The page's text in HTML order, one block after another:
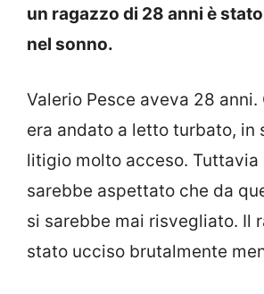
un ragazzo di 28 anni è
nel sonno.
Valerio Pesce aveva 28 anni.
era andato a letto turbato, in
litigio molto acceso. Tuttavia
sarebbe aspettato che da
si sarebbe mai risvegliato. Il
stato ucciso brutalmente